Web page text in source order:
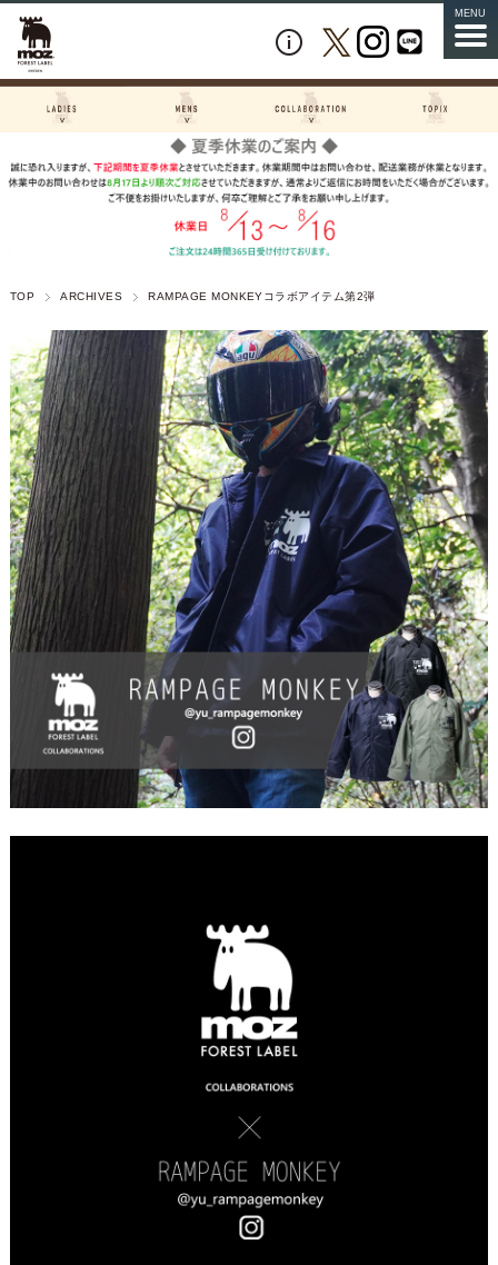
MENU
TOP ARCHIVES RAMPAGE MONKEYコラボアイテム第2弾